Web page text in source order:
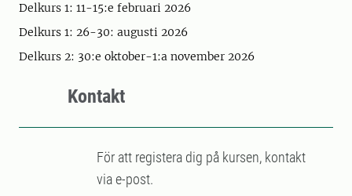
Delkurs 1: 11-15:e februari 2026
Delkurs 1: 26-30: augusti 2026
Delkurs 2: 30:e oktober-1:a november 2026
Kontakt
För att registera dig på kursen, kontakt
via e-post.